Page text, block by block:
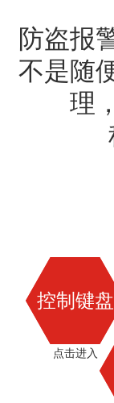
防盗报
不是随
理
控制键盘
点击进入